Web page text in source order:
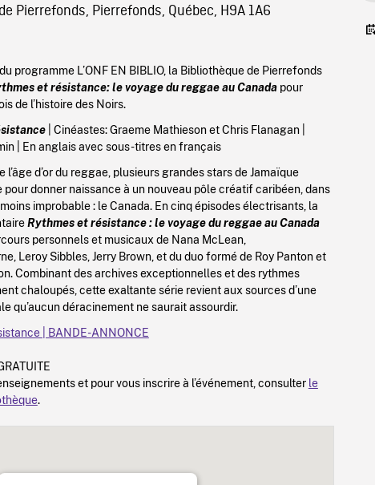
Pierrefonds, Pierrefonds, Québec, H9A 1A6
programme L’ONF EN BIBLIO, la Bibliothèque de Pierrefonds
et résistance: le voyage du reggae au Canada pour
de l’histoire des Noirs.
| Cinéastes: Graeme Mathieson et Chris Flanagan |
| En anglais avec sous-titres en français
l’âge d’or du reggae, plusieurs grandes stars de Jamaïque
donner naissance à un nouveau pôle créatif caribéen, dans
improbable : le Canada. En cinq épisodes électrisants, la
Rythmes et résistance : le voyage du reggae au Canada
personnels et musicaux de Nana McLean,
Leroy Sibbles, Jerry Brown, et du duo formé de Roy Panton et
Combinant des archives exceptionnelles et des rythmes
chaloupés, cette exaltante série revient aux sources d’une
qu’aucun déracinement ne saurait assourdir.
| BANDE-ANNONCE
et pour vous inscrire à l’événement, consulter le
.